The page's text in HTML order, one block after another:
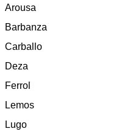
Arousa
Barbanza
Carballo
Deza
Ferrol
Lemos
Lugo